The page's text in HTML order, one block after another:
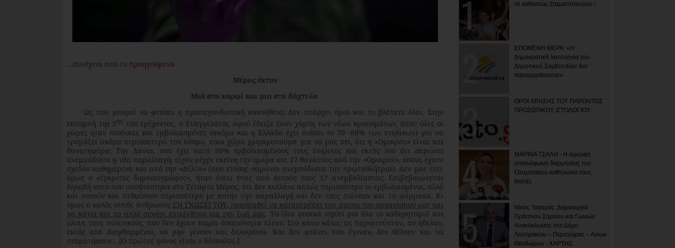
…συνέχεια από το προηγούμενο
Μέρος έκτον
Μιά στο καρφί και μια στο δάχτυλο
Ως που μπορεί να φτάσει η προπαγανδιστική κακοήθεια; Δεν υπάρχει όριο και το βλέπετε όλοι. Στην
εκπομπή της 5ης του τρέχοντος, ο Ευαγγελάτος αφού έδειξε έναν χάρτη των νέων κρουσμάτων, όπου όλες οι
χώρες ήταν πλούσιες και εμβολιασμένες (ακόμα και η Ελλάδα έχει πιάσει το 70 -80% των ενηλίκων) για να
τρομάξει ακόμα περισσότερο τον κόσμο, ποια χώρα χρησιμοποίησε για να μας πει, ότι η «Ομικρον» είναι και
θανατηφόρα; Την Δανία, που έχει κατά 98% εμβολιασμένους τους ενήλικες και εκτός του ότι σαρώνει
ανεμπόδιστα η νέα παραλλαγή, είχαν μέχρι εκείνη την ημέρα και 17 θανάτους από την «Ομικρον», όσους έχουν
σχεδόν καθημερινά και από την «Δέλτα» (που επίσης σαρώνει ανεμπόδιστα την πρωταθλήτρια). Δεν μας είπε
όμως ο «έγκριτος δημοσιογράφος», ήταν έστω ένας από αυτούς τους 17 ανεμβολίαστος; Επιβεβαιώνεται
δηλαδή αυτό που υποψιάστηκα στο Τέταρτο Μέρος, ότι δεν κολλάνε απλώς περισσότερο οι εμβολιασμένοι, αλλά
και νοσούν και πεθαίνουν περισσότερο με αυτήν την παραλλαγή και δεν τους πιάνουν και τα φάρμακα. Κι
όμως ο καλός αυτός άνθρωπος ΕΝ ΓΝΩΣΕΙ ΤΟΥ, προσπαθεί να καταστρέψει την άμυνα του οργανισμού μας και
να κάνει και το απλό συνάχι επικίνδυνο για την ζωή μας. Το ίδιο φυσικά ισχύει για όλο το καθηγηταριό και
όλους τους πολιτικούς, που δεν έχουν καμία δικαιολογία πλέον. Στο κάτω κάτω, ας παραιτούνταν, αν ήθελαν,
εκτός από διεφθαρμένοι, να μην γίνουν και δολοφόνοι. Και δεν φτάνει που έγιναν, δεν θέλουν και να
σταματήσουν… [Ο πρώτος φόνος είναι ο δύσκολος.]
το καθεστώς Σταματόπουλου !
ΕΠΟΜΕΝΗ ΜΕΡΑ: «Η
δημοκρατική λειτουργία του
Δημοτικού Συμβουλίου δεν
παραχαράσσεται»
ΟΡΟΙ ΧΡΗΣΗΣ ΤΟΥ ΠΑΡΟΝΤΟΣ
ΠΡΟΣΩΠΙΚΟΥ ΙΣΤΟΛΟΓΙΟΥ
ΜΑΡΙΝΑ ΤΣΑΛΗ - Η όμορφη
ισπανόφωνη διερμηνέας του
Ολυμπιακού καθηλώνει τους
θεατές
Νίκος Ταγαράς: Δημιουργία
Πράσινου Σημείου και Γωνιών
Ανακύκλωσης στο Δήμο
Λουτρακίου – Περαχώρας – Αγίων
Θεοδώρων - ΧΑΡΤΗΣ